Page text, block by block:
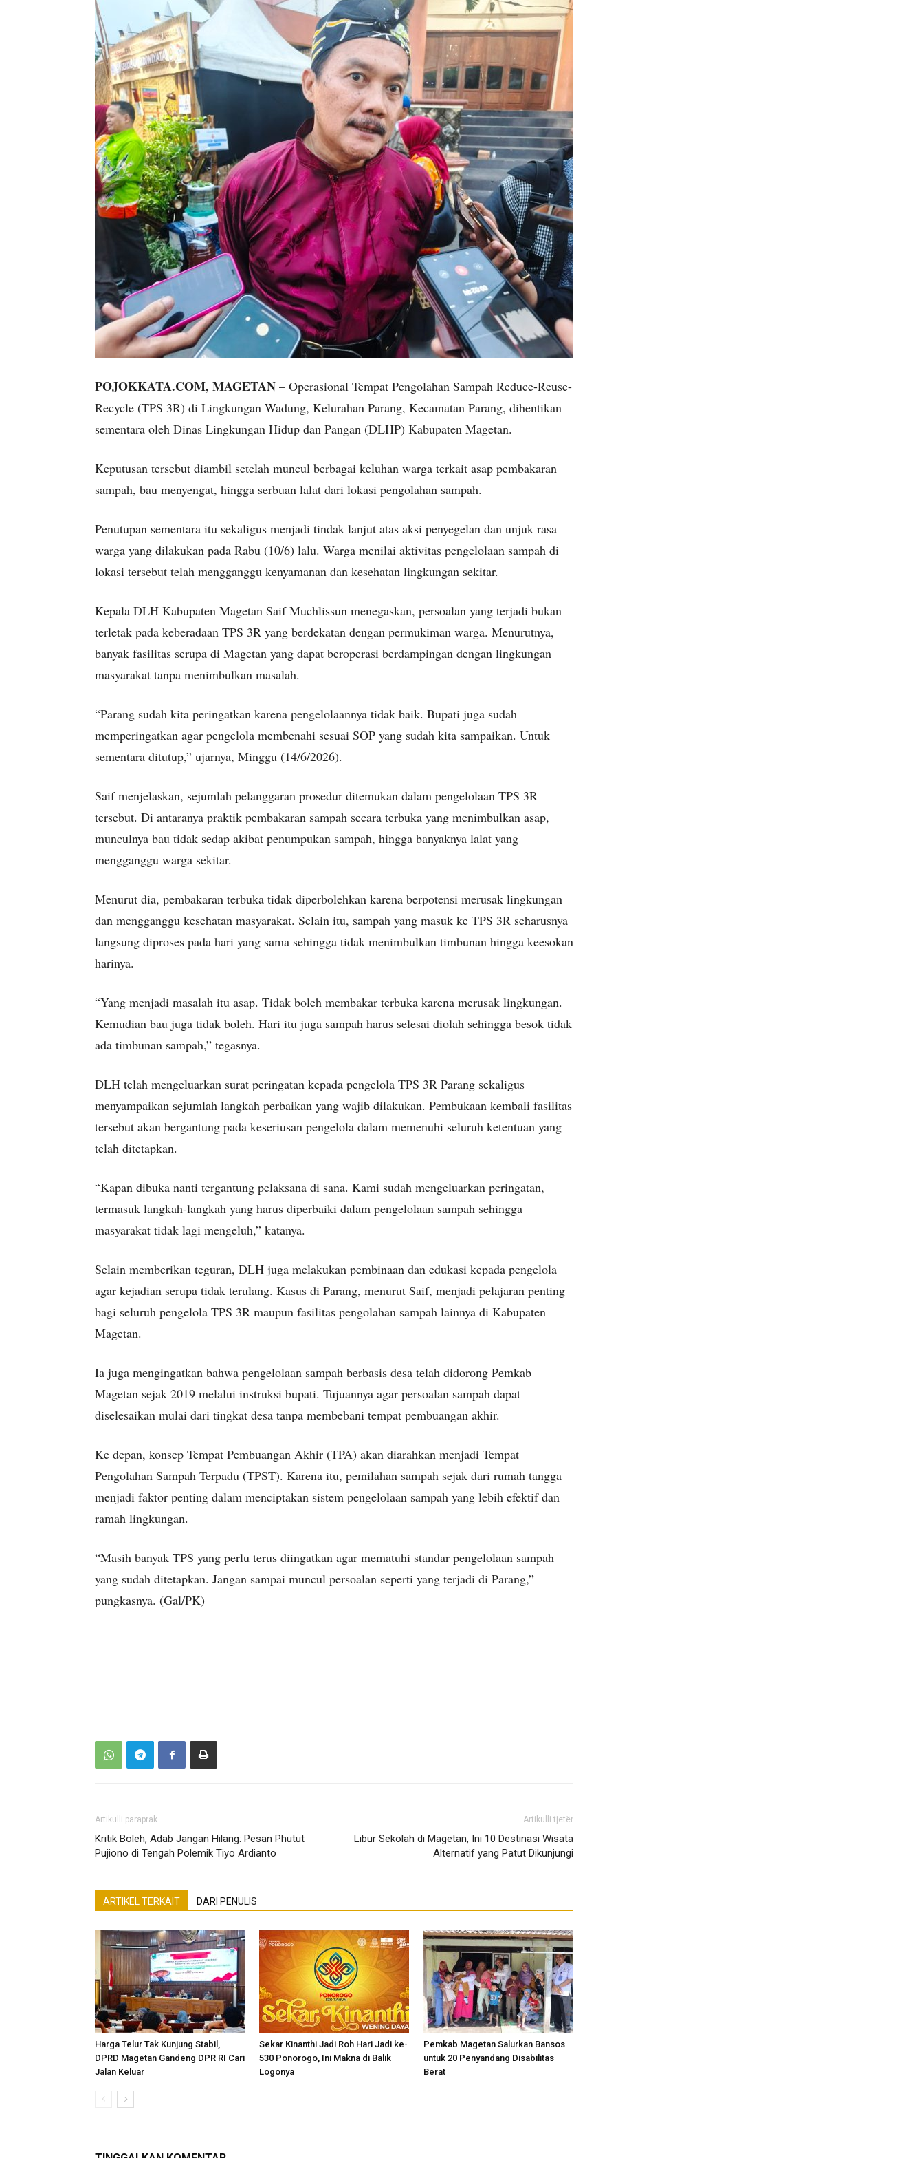
POJOKKATA.COM, MAGETAN – Operasional Tempat Pengolahan Sampah Reduce-Reuse-
Recycle (TPS 3R) di Lingkungan Wadung, Kelurahan Parang, Kecamatan Parang, dihentikan
sementara oleh Dinas Lingkungan Hidup dan Pangan (DLHP) Kabupaten Magetan.
Keputusan tersebut diambil setelah muncul berbagai keluhan warga terkait asap pembakaran
sampah, bau menyengat, hingga serbuan lalat dari lokasi pengolahan sampah.
Penutupan sementara itu sekaligus menjadi tindak lanjut atas aksi penyegelan dan unjuk rasa
warga yang dilakukan pada Rabu (10/6) lalu. Warga menilai aktivitas pengelolaan sampah di
lokasi tersebut telah mengganggu kenyamanan dan kesehatan lingkungan sekitar.
Kepala DLH Kabupaten Magetan Saif Muchlissun menegaskan, persoalan yang terjadi bukan
terletak pada keberadaan TPS 3R yang berdekatan dengan permukiman warga. Menurutnya,
banyak fasilitas serupa di Magetan yang dapat beroperasi berdampingan dengan lingkungan
masyarakat tanpa menimbulkan masalah.
“Parang sudah kita peringatkan karena pengelolaannya tidak baik. Bupati juga sudah
memperingatkan agar pengelola membenahi sesuai SOP yang sudah kita sampaikan. Untuk
sementara ditutup,” ujarnya, Minggu (14/6/2026).
Saif menjelaskan, sejumlah pelanggaran prosedur ditemukan dalam pengelolaan TPS 3R
tersebut. Di antaranya praktik pembakaran sampah secara terbuka yang menimbulkan asap,
munculnya bau tidak sedap akibat penumpukan sampah, hingga banyaknya lalat yang
mengganggu warga sekitar.
Menurut dia, pembakaran terbuka tidak diperbolehkan karena berpotensi merusak lingkungan
dan mengganggu kesehatan masyarakat. Selain itu, sampah yang masuk ke TPS 3R seharusnya
langsung diproses pada hari yang sama sehingga tidak menimbulkan timbunan hingga keesokan
harinya.
“Yang menjadi masalah itu asap. Tidak boleh membakar terbuka karena merusak lingkungan.
Kemudian bau juga tidak boleh. Hari itu juga sampah harus selesai diolah sehingga besok tidak
ada timbunan sampah,” tegasnya.
DLH telah mengeluarkan surat peringatan kepada pengelola TPS 3R Parang sekaligus
menyampaikan sejumlah langkah perbaikan yang wajib dilakukan. Pembukaan kembali fasilitas
tersebut akan bergantung pada keseriusan pengelola dalam memenuhi seluruh ketentuan yang
telah ditetapkan.
“Kapan dibuka nanti tergantung pelaksana di sana. Kami sudah mengeluarkan peringatan,
termasuk langkah-langkah yang harus diperbaiki dalam pengelolaan sampah sehingga
masyarakat tidak lagi mengeluh,” katanya.
Selain memberikan teguran, DLH juga melakukan pembinaan dan edukasi kepada pengelola
agar kejadian serupa tidak terulang. Kasus di Parang, menurut Saif, menjadi pelajaran penting
bagi seluruh pengelola TPS 3R maupun fasilitas pengolahan sampah lainnya di Kabupaten
Magetan.
Ia juga mengingatkan bahwa pengelolaan sampah berbasis desa telah didorong Pemkab
Magetan sejak 2019 melalui instruksi bupati. Tujuannya agar persoalan sampah dapat
diselesaikan mulai dari tingkat desa tanpa membebani tempat pembuangan akhir.
Ke depan, konsep Tempat Pembuangan Akhir (TPA) akan diarahkan menjadi Tempat
Pengolahan Sampah Terpadu (TPST). Karena itu, pemilahan sampah sejak dari rumah tangga
menjadi faktor penting dalam menciptakan sistem pengelolaan sampah yang lebih efektif dan
ramah lingkungan.
“Masih banyak TPS yang perlu terus diingatkan agar mematuhi standar pengelolaan sampah
yang sudah ditetapkan. Jangan sampai muncul persoalan seperti yang terjadi di Parang,”
pungkasnya. (Gal/PK)
Artikulli paraprak
Kritik Boleh, Adab Jangan Hilang: Pesan Phutut
Pujiono di Tengah Polemik Tiyo Ardianto
Artikulli tjetër
Libur Sekolah di Magetan, Ini 10 Destinasi Wisata
Alternatif yang Patut Dikunjungi
ARTIKEL TERKAIT DARI PENULIS
Harga Telur Tak Kunjung Stabil,
DPRD Magetan Gandeng DPR RI Cari
Jalan Keluar
Sekar Kinanthi Jadi Roh Hari Jadi ke-
530 Ponorogo, Ini Makna di Balik
Logonya
Pemkab Magetan Salurkan Bansos
untuk 20 Penyandang Disabilitas
Berat